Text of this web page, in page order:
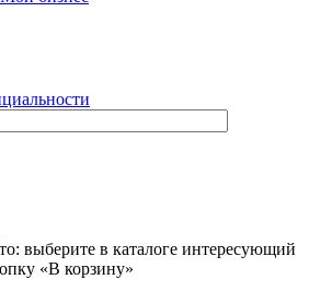
выберите в каталоге интересующий
«В корзину»